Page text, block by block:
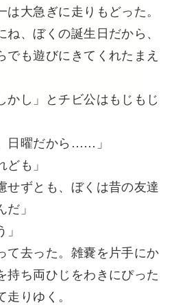
大急ぎに走りもどった。
、ぼくの誕生日だから、
も遊びにきてくれたまえ
し」とチビ公はもじもじ
日曜だから……」
も」
ずとも、ぼくは昔の友達
」
去った。雑嚢を片手にか
持ち両ひじをわきにぴった
りゆく。